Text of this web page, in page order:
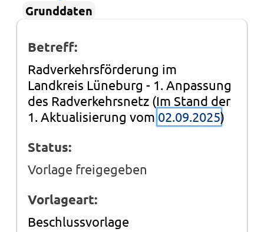
Grunddaten
Betreff:
Radverkehrsförderung im
Landkreis Lüneburg - 1. Anpassung
des Radverkehrsnetz (Im Stand der
1. Aktualisierung vom 02.09.2025)
Status:
Vorlage freigegeben
Vorlageart:
Beschlussvorlage